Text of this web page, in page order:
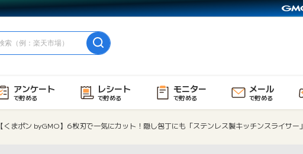
アンケート
で貯める
レシート
で貯める
モニター
で貯める
メール
で貯める
【くまポン byGMO】6枚刃で一気にカット！隠し包丁にも「ステンレス製キッチンスライサー」